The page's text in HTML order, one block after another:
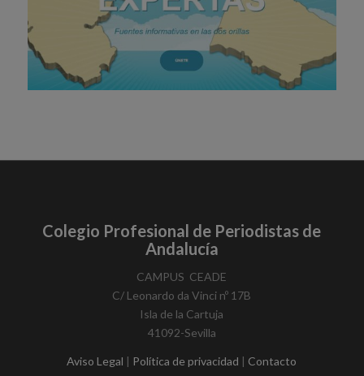
Colegio Profesional de Periodistas de
Andalucía
​CAMPUS ​ CEADE
C/ Leonardo da Vinci nº 17B
Isla de la Cartuja
41092-Sevilla​
Aviso Legal | Política de privacidad | Contacto